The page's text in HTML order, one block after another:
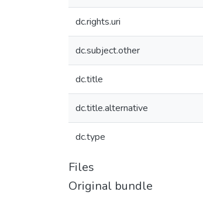
dc.rights.uri
dc.subject.other
dc.title
dc.title.alternative
dc.type
Files
Original bundle